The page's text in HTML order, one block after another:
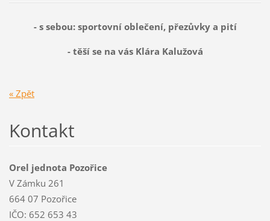
- s sebou: sportovní oblečení, přezůvky a pití
- těší se na vás Klára Kalužová
« Zpět
Kontakt
Orel jednota Pozořice
V Zámku 261
664 07 Pozořice
IČO: 652 653 43